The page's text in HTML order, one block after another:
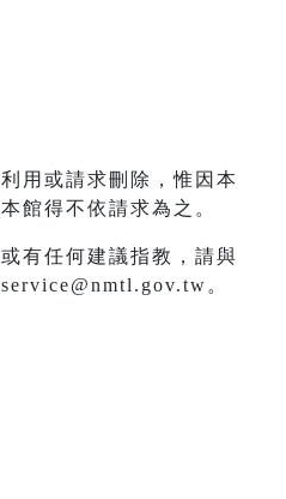
用或請求刪除，惟因本
館得不依請求為之。
有任何建議指教，請與
。